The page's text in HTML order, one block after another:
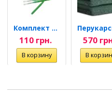
Комплект Baby brush...
110 грн. 570